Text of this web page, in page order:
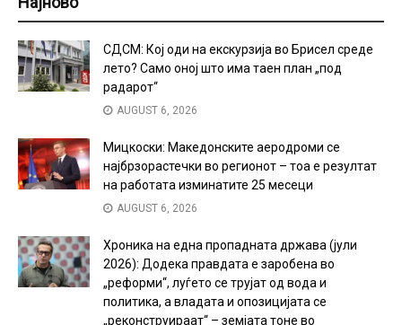
СДСМ: Кој оди на екскурзија во Брисел среде
лето? Само оној што има таен план „под
радарот“
AUGUST 6, 2026
Мицкоски: Македонските аеродроми се
најбрзорастечки во регионот – тоа е резултат
на работата изминатите 25 месеци
AUGUST 6, 2026
Хроника на една пропадната држава (јули
2026): Додека правдата е заробена во
„реформи“, луѓето се трујат од вода и
политика, а владата и опозицијата се
„реконструираат“ – земјата тоне во